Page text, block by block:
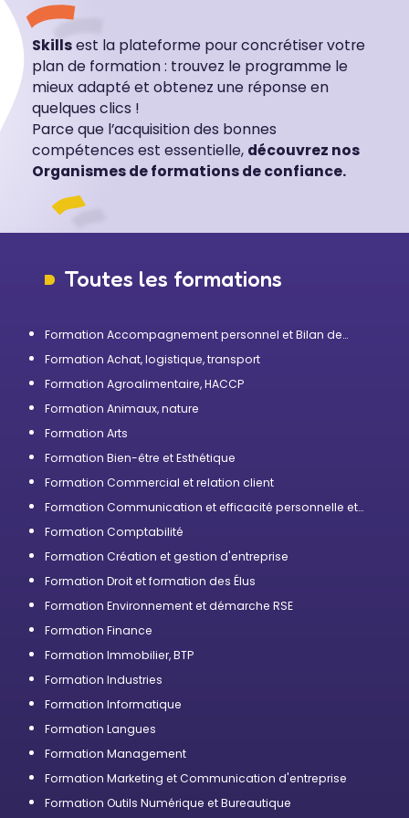
Skillsest la plateforme pour concrétiser votre
plan de formation : trouvez le programme le
mieux adapté et obtenez une réponse en
quelques clics !
Parce que l’acquisition des bonnes
compétences est essentielle, découvrez nos
Organismes de formations de confiance.
Toutes les formations
Formation Accompagnement personnel et Bilan de
Formation Achat, logistique, transport
Formation Agroalimentaire, HACCP
Formation Animaux, nature
Formation Arts
Formation Bien-être et Esthétique
Formation Commercial et relation client
Formation Communication et efficacité personnelle et
Formation Comptabilité
Formation Création et gestion d'entreprise
Formation Droit et formation des Élus
Formation Environnement et démarche RSE
Formation Finance
Formation Immobilier, BTP
Formation Industries
Formation Informatique
Formation Langues
Formation Management
Formation Marketing et Communication d'entreprise
Formation Outils Numérique et Bureautique